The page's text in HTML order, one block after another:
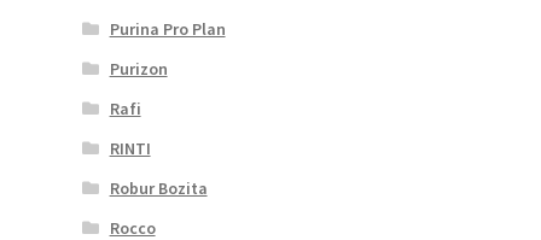
Purina Pro Plan
Purizon
Rafi
RINTI
Robur Bozita
Rocco